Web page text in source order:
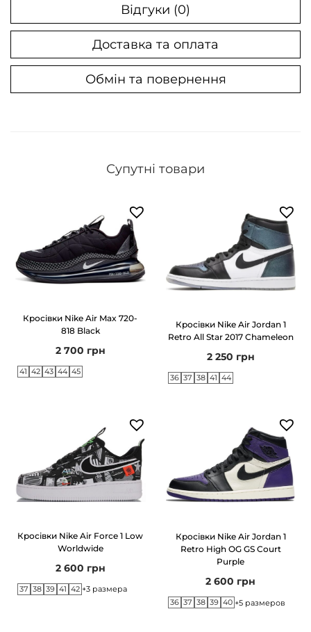
d
s
C
l
a
B
w
ь
к
с
Відгуки (0)
Доставка та оплата
Обмін та повернення
Супутні товари
Кросівки Nike Air Max 720-
818 Black
2 700 грн
41 42 43 44 45
Кросівки Nike Air Jordan 1
Retro All Star 2017 Chameleon
2 250 грн
36 37 38 41 44
Кросівки Nike Air Force 1 Low
Worldwide
2 600 грн
37 38 39 41 42 +3 размера
Кросівки Nike Air Jordan 1
Retro High OG GS Court
Purple
2 600 грн
36 37 38 39 40 +5 размеров